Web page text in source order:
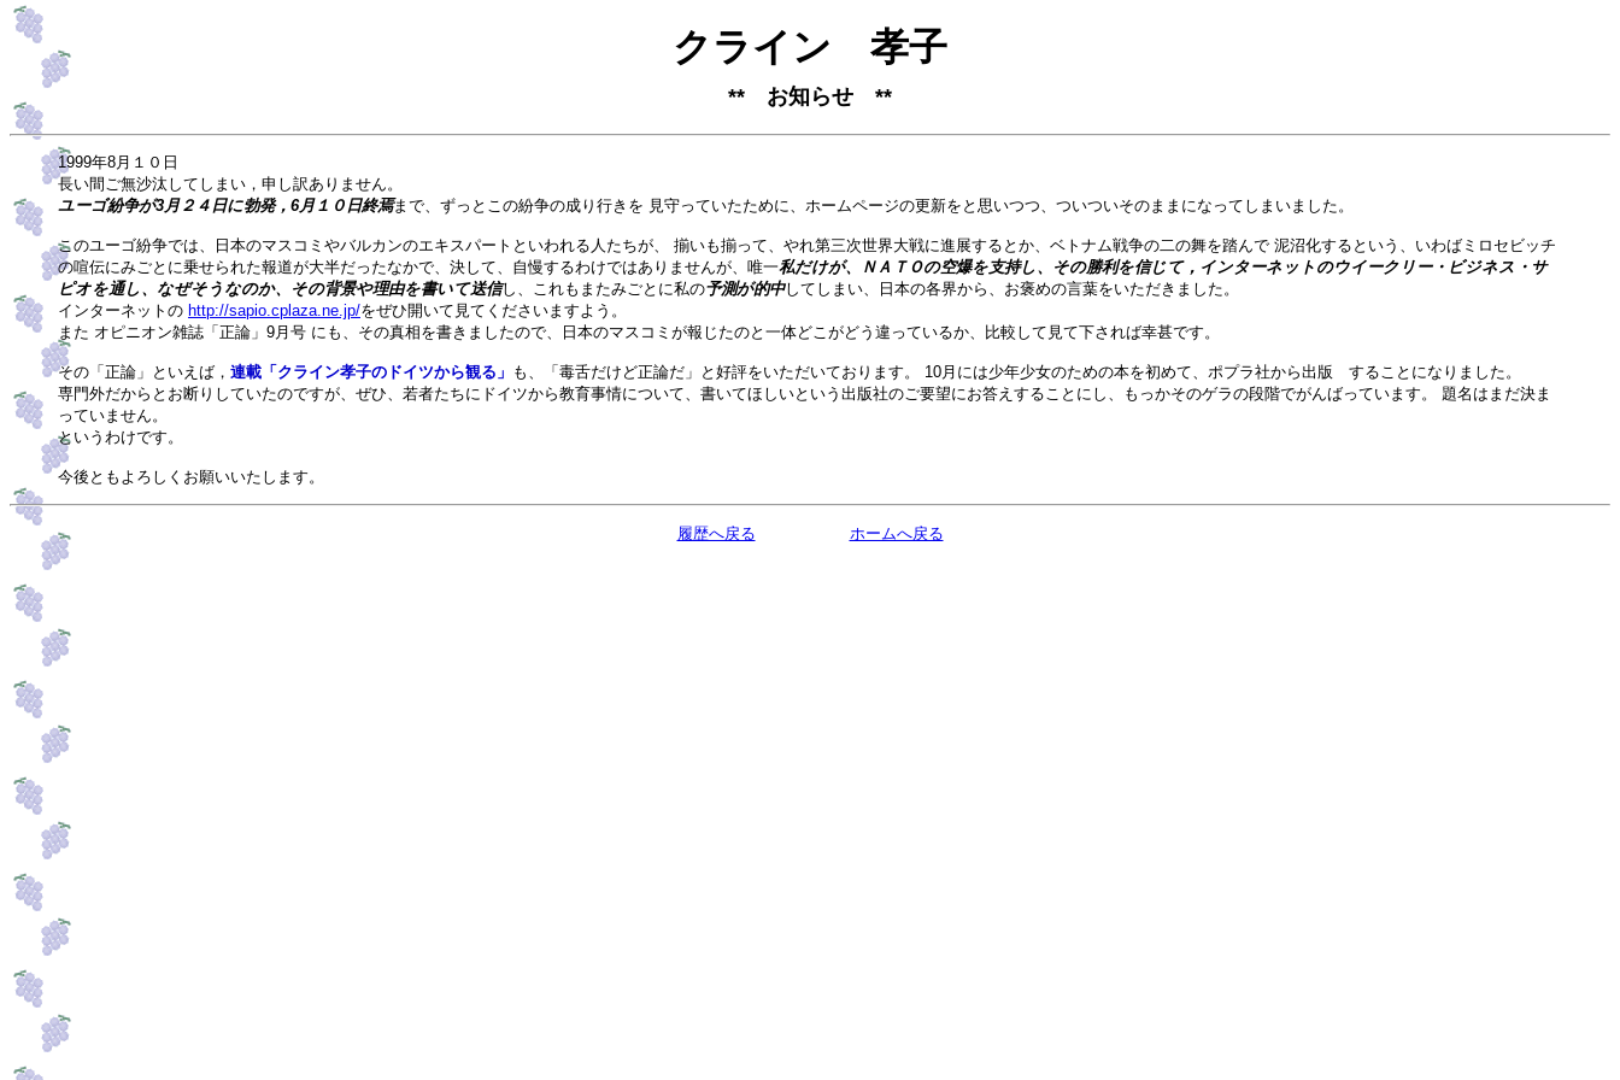
クライン 孝子
** お知らせ **
1999年8月１０日
長い間ご無沙汰してしまい，申し訳ありません。
ユーゴ紛争が3月２４日に勃発，6月１０日終焉まで、ずっとこの紛争の成り行きを 見守っていたために、ホームページの更新をと思いつつ、ついついそのままになってしまいました。
このユーゴ紛争では、日本のマスコミやバルカンのエキスパートといわれる人たちが、 揃いも揃って、やれ第三次世界大戦に進展するとか、ベトナム戦争の二の舞を踏んで 泥沼化するという、いわばミロセビッチ
の喧伝にみごとに乗せられた報道が大半だったなかで、決して、自慢するわけではありませんが、唯一私だけが、ＮＡＴＯの空爆を支持し、その勝利を信じて，インターネットのウイークリー・ビジネス・サ
ピオを通し、なぜそうなのか、その背景や理由を書いて送信し、これもまたみごとに私の予測が的中してしまい、日本の各界から、お褒めの言葉をいただきました。
インターネットの http://sapio.cplaza.ne.jp/をぜひ開いて見てくださいますよう。
また オピニオン雑誌「正論」9月号 にも、その真相を書きましたので、日本のマスコミが報じたのと一体どこがどう違っているか、比較して見て下されば幸甚です。
その「正論」といえば， 連載「クライン孝子のドイツから観る」 も、「毒舌だけど正論だ」と好評をいただいております。 10月には少年少女のための本を初めて、ポプラ社から出版 することになりました。
専門外だからとお断りしていたのですが、ぜひ、若者たちにドイツから教育事情について、書いてほしいという出版社のご要望にお答えすることにし、もっかそのゲラの段階でがんばっています。 題名はまだ決ま
っていません。
というわけです。
今後ともよろしくお願いいたします。
履歴へ戻る ホームへ戻る